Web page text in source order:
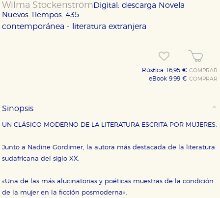
Wilma Stockenström
Nuevos Tiempos. 435.
Digital: descarga Novela
contemporánea - literatura extranjera
Rústica 16,95 €COMPRAR
eBook 9,99 €COMPRAR
Sinopsis
UN CLÁSICO MODERNO DE LA LITERATURA ESCRITA POR MUJERES.
Junto a Nadine Gordimer, la autora más destacada de la literatura
sudafricana del siglo XX.
«Una de las más alucinatorias y poéticas muestras de la condición
de la mujer en la ficción posmoderna».